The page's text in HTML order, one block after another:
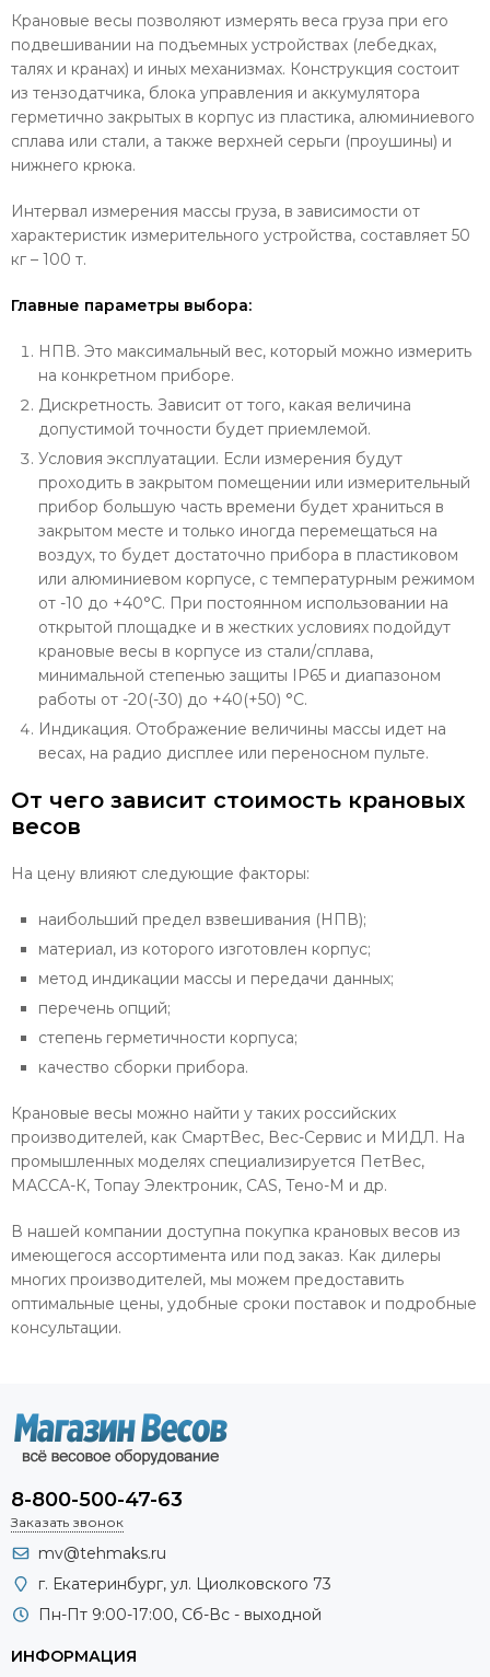
Крановые весы позволяют измерять веса груза при его
подвешивании на подъемных устройствах (лебедках,
талях и кранах) и иных механизмах. Конструкция состоит
из тензодатчика, блока управления и аккумулятора
герметично закрытых в корпус из пластика, алюминиевого
сплава или стали, а также верхней серьги (проушины) и
нижнего крюка.
Интервал измерения массы груза, в зависимости от
характеристик измерительного устройства, составляет 50
кг – 100 т.
Главные параметры выбора:
НПВ. Это максимальный вес, который можно измерить
на конкретном приборе.
Дискретность. Зависит от того, какая величина
допустимой точности будет приемлемой.
Условия эксплуатации. Если измерения будут
проходить в закрытом помещении или измерительный
прибор большую часть времени будет храниться в
закрытом месте и только иногда перемещаться на
воздух, то будет достаточно прибора в пластиковом
или алюминиевом корпусе, с температурным режимом
от -10 до +40°С. При постоянном использовании на
открытой площадке и в жестких условиях подойдут
крановые весы в корпусе из стали/сплава,
минимальной степенью защиты IP65 и диапазоном
работы от -20(-30) до +40(+50) °С.
Индикация. Отображение величины массы идет на
весах, на радио дисплее или переносном пульте.
От чего зависит стоимость крановых
весов
На цену влияют следующие факторы:
наибольший предел взвешивания (НПВ);
материал, из которого изготовлен корпус;
метод индикации массы и передачи данных;
перечень опций;
степень герметичности корпуса;
качество сборки прибора.
Крановые весы можно найти у таких российских
производителей, как СмартВес, Вес-Сервис и МИДЛ. На
промышленных моделях специализируется ПетВес,
МАССА-К, Топау Электроник, CAS, Тено-М и др.
В нашей компании доступна покупка крановых весов из
имеющегося ассортимента или под заказ. Как дилеры
многих производителей, мы можем предоставить
оптимальные цены, удобные сроки поставок и подробные
консультации.
8-800-500-47-63
Заказать звонок
mv@tehmaks.ru
г. Екатеринбург, ул. Циолковского 73
Пн-Пт 9:00-17:00, Сб-Вс - выходной
ИНФОРМАЦИЯ